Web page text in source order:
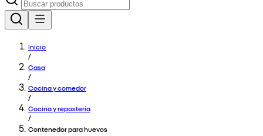
Inicio
/
Casa
/
Cocina y comedor
/
Cocina y repostería
/
Contenedor para huevos